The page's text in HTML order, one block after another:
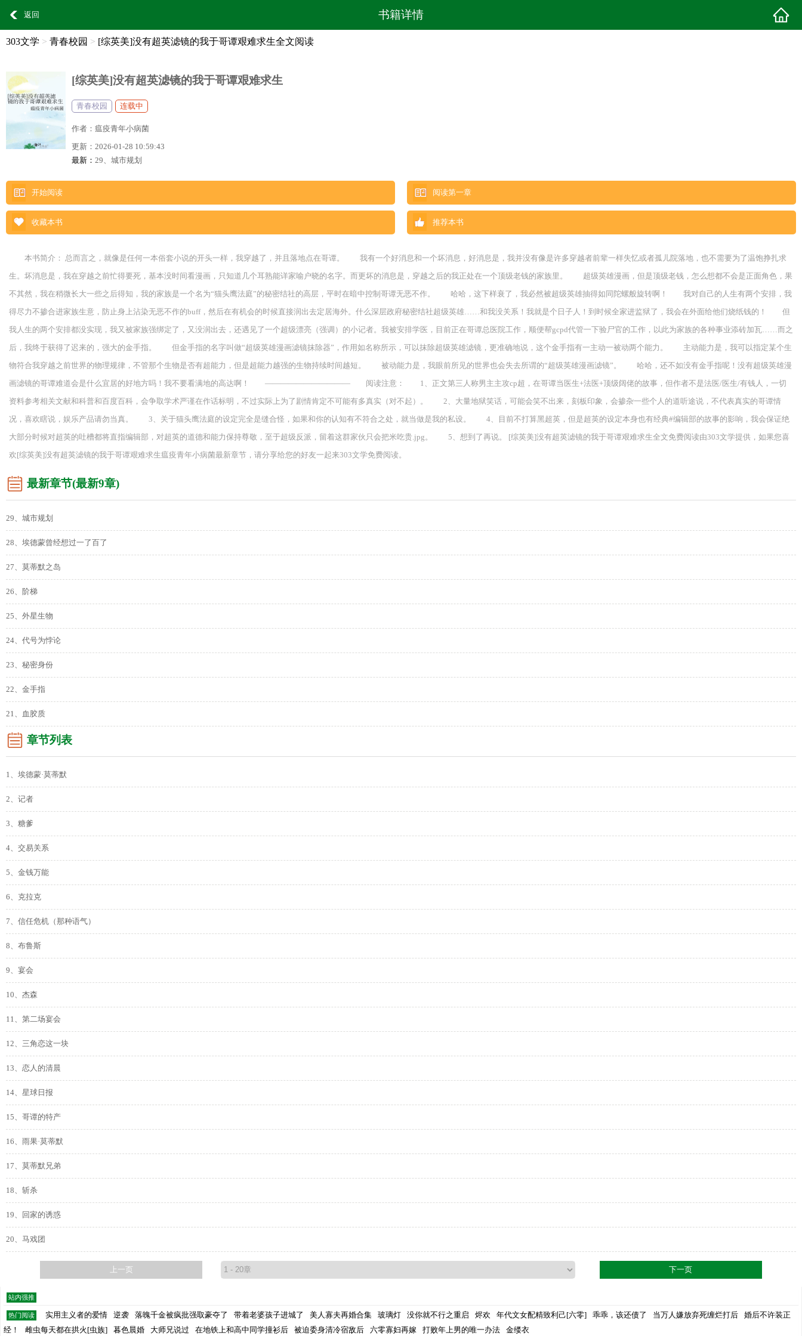
返回 书籍详情
303文学 > 青春校园 > [综英美]没有超英滤镜的我于哥谭艰难求生全文阅读
[综英美]没有超英滤镜的我于哥谭艰难求生
青春校园 连载中
作者： 瘟疫青年小病菌
更新： 2026-01-28 10:59:43
最新： 29、城市规划
开始阅读 阅读第一章
收藏本书 推荐本书
本书简介： 总而言之，就像是任何一本俗套小说的开头一样，我穿越了，并且落地点在哥谭。 我有一个好消息和一个坏消息，好消息是，我并没有像是许多穿越者前辈一样失忆或者孤儿院落地，也不需要为了温饱挣扎求
生。坏消息是，我在穿越之前忙得要死，基本没时间看漫画，只知道几个耳熟能详家喻户晓的名字。而更坏的消息是，穿越之后的我正处在一个顶级老钱的家族里。 超级英雄漫画，但是顶级老钱，怎么想都不会是正面角色，果
不其然，我在稍微长大一些之后得知，我的家族是一个名为“猫头鹰法庭”的秘密结社的高层，平时在暗中控制哥谭无恶不作。 哈哈，这下样衰了，我必然被超级英雄抽得如同陀螺般旋转啊！ 我对自己的人生有两个安排，我
得尽力不掺合进家族生意，防止身上沾染无恶不作的buff，然后在有机会的时候直接润出去定居海外。什么深层政府秘密结社超级英雄……和我没关系！我就是个日子人！到时候全家进监狱了，我会在外面给他们烧纸钱的！ 但
我人生的两个安排都没实现，我又被家族强绑定了，又没润出去，还遇见了一个超级漂亮（强调）的小记者。我被安排学医，目前正在哥谭总医院工作，顺便帮gcpd代管一下验尸官的工作，以此为家族的各种事业添砖加瓦……而之
后，我终于获得了迟来的，强大的金手指。 但金手指的名字叫做“超级英雄漫画滤镜抹除器”，作用如名称所示，可以抹除超级英雄滤镜，更准确地说，这个金手指有一主动一被动两个能力。 主动能力是，我可以指定某个生
物符合我穿越之前世界的物理规律，不管那个生物是否有超能力，但是超能力越强的生物持续时间越短。 被动能力是，我眼前所见的世界也会失去所谓的“超级英雄漫画滤镜”。 哈哈，还不如没有金手指呢！没有超级英雄漫
画滤镜的哥谭难道会是什么宜居的好地方吗！我不要看满地的高达啊！ ——————————— 阅读注意： 1、正文第三人称男主主攻cp超，在哥谭当医生+法医+顶级阔佬的故事，但作者不是法医/医生/有钱人，一切
资料参考相关文献和科普和百度百科，会争取学术严谨在作话标明，不过实际上为了剧情肯定不可能有多真实（对不起）。 2、大量地狱笑话，可能会笑不出来，刻板印象，会掺杂一些个人的道听途说，不代表真实的哥谭情
况，喜欢瞎说，娱乐产品请勿当真。 3、关于猫头鹰法庭的设定完全是缝合怪，如果和你的认知有不符合之处，就当做是我的私设。 4、目前不打算黑超英，但是超英的设定本身也有经典#编辑部的故事的影响，我会保证绝
大部分时候对超英的吐槽都将直指编辑部，对超英的道德和能力保持尊敬，至于超级反派，留着这群家伙只会把米吃贵.jpg。 5、想到了再说。 [综英美]没有超英滤镜的我于哥谭艰难求生全文免费阅读由303文学提供，如果您喜
欢[综英美]没有超英滤镜的我于哥谭艰难求生瘟疫青年小病菌最新章节，请分享给您的好友一起来303文学免费阅读。
最新章节(最新9章)
29、城市规划
28、埃德蒙曾经想过一了百了
27、莫蒂默之岛
26、阶梯
25、外星生物
24、代号为悖论
23、秘密身份
22、金手指
21、血胶质
章节列表
1、埃德蒙·莫蒂默
2、记者
3、糖爹
4、交易关系
5、金钱万能
6、克拉克
7、信任危机（那种语气）
8、布鲁斯
9、宴会
10、杰森
11、第二场宴会
12、三角恋这一块
13、恋人的清晨
14、星球日报
15、哥谭的特产
16、雨果·莫蒂默
17、莫蒂默兄弟
18、斩杀
19、回家的诱惑
20、马戏团
上一页 下一页
站内强推
热门阅读 实用主义者的爱情 逆袭 落魄千金被疯批强取豪夺了 带着老婆孩子进城了 美人寡夫再婚合集 玻璃灯 没你就不行之重启 烬欢 年代文女配精致利己[六零] 乖乖，该还债了 当万人嫌放弃死缠烂打后
婚后不许装正
经！
雌虫每天都在拱火[虫族] 暮色晨婚 大师兄说过 在地铁上和高中同学撞衫后 被迫委身清冷宿敌后 六零寡妇再嫁 打败年上男的唯一办法 金缕衣